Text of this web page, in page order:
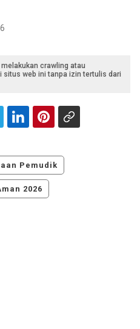
crawling atau
web ini tanpa izin tertulis dari
Pemudik
2026